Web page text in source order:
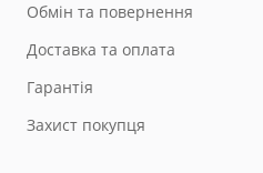
Обмін та повернення
Доставка та оплата
Гарантія
Захист покупця